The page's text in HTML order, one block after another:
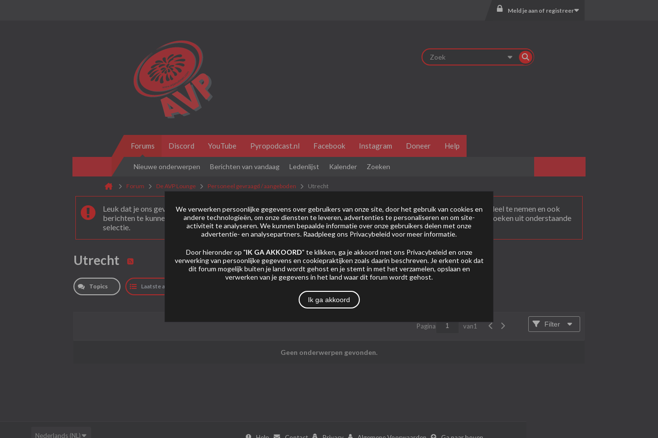
Meld je aan of registreer
Forums Discord YouTube Pyropodcast.nl Facebook Instagram Doneer Help
Nieuwe onderwerpen Berichten van vandaag Ledenlijst Kalender Zoeken
Forum De AVP Lounge Personeel gevraagd / aangeboden Utrecht
Leuk dat je ons gevonden hebt! Als dit je eerste bezoek is bekijk dan eerst even deveel gestelde vragen. Om actief deel te nemen en ook
berichten te kunnen plaatsen moet je je eerst registeren. Om berichten te bekijken, selecteer het forum dat je wil bezoeken uit onderstaande
selectie.
Utrecht
Topics Laatste activiteit
Pagina van1 Filter
Geen onderwerpen gevonden.
Nederlands (NL)
We verwerken persoonlijke gegevens over gebruikers van onze site, door het gebruik van cookies en
andere technologieën, om onze diensten te leveren, advertenties te personaliseren en om site-
activiteit te analyseren. We kunnen bepaalde informatie over onze gebruikers delen met onze
advertentie- en analysepartners. Raadpleeg ons Privacybeleid voor meer informatie.
Door hieronder op "IK GA AKKOORD" te klikken, ga je akkoord met ons Privacybeleid en onze
verwerking van persoonlijke gegevens en cookiepraktijken zoals daarin beschreven. Je erkent ook dat
dit forum mogelijk buiten je land wordt gehost en je stemt in met het verzamelen, opslaan en
verwerken van je gegevens in het land waar dit forum wordt gehost.
Ik ga akkoord